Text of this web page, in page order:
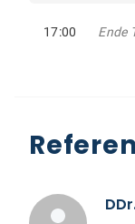
17:00 Ende